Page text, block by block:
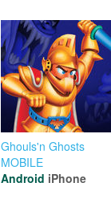
Ghouls'n Ghosts
MOBILE
Android iPhone